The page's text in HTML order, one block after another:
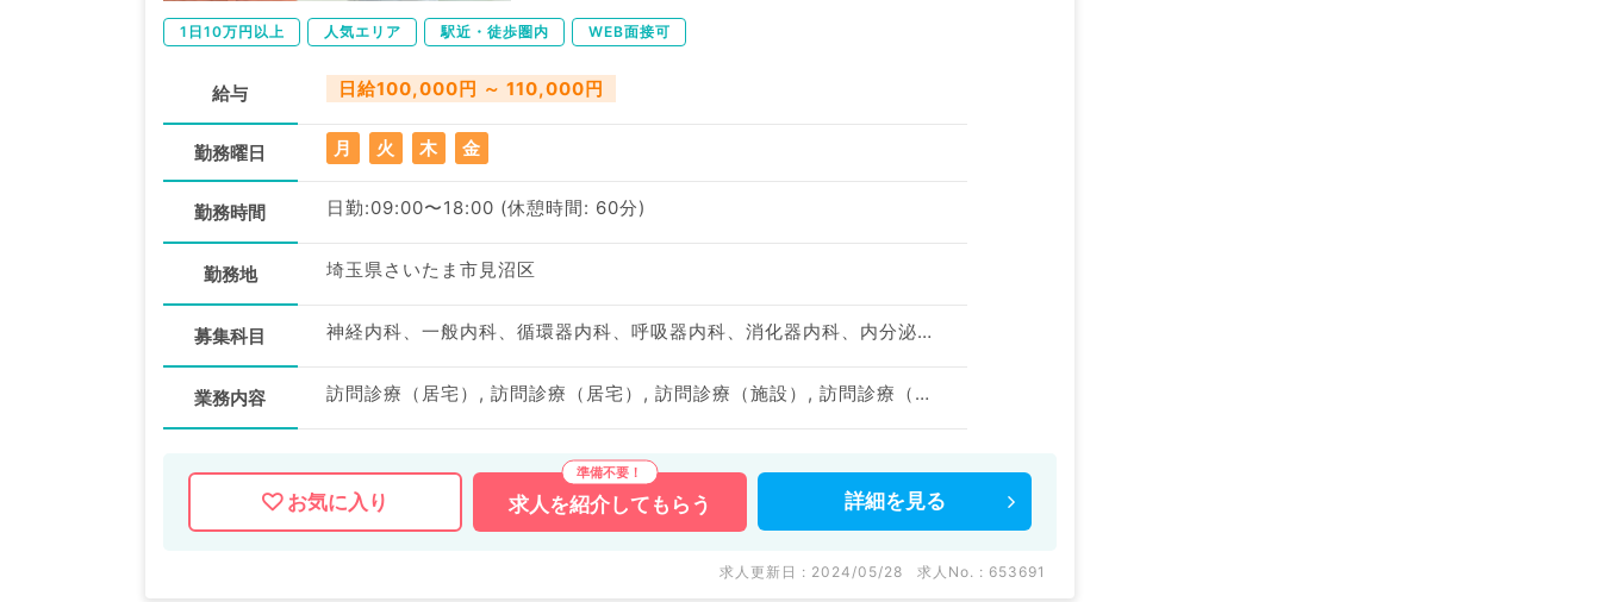
勤）
1日10万円以上 人気エリア 駅近・徒歩圏内 WEB面接可
給与 日給100,000円 ～ 110,000円
勤務曜日 月 火 木 金
勤務時間 日勤:09:00〜18:00 (休憩時間: 60分)
勤務地 埼玉県さいたま市見沼区
募集科目 神経内科、一般内科、循環器内科、呼吸器内科、消化器内科、内分泌・代謝内科、腎臓内科、老年内科、血液内科、膠原病科
業務内容 訪問診療（居宅）, 訪問診療（居宅）, 訪問診療（施設）, 訪問診療（施設）
お気に入り 求人を紹介してもらう 詳細を 見る
求人更新日 : 2024/05/28 求人No. : 653691